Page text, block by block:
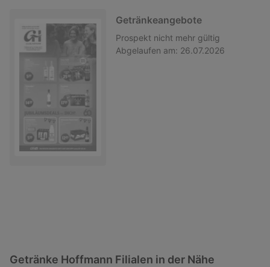
Getränkeangebote
Prospekt nicht mehr gültig
Abgelaufen am: 26.07.2026
Getränke Hoffmann Filialen in der Nähe